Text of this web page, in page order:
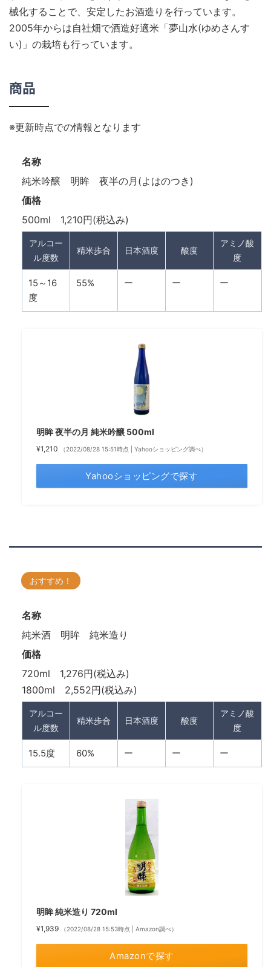
械化することで、安定したお酒造りを行っています。
2005年からは自社畑で酒造好適米「夢山水(ゆめさんす
い)」の栽培も行っています。
商品
※更新時点での情報となります
名称
純米吟醸 明眸 夜半の月(よはのつき)
価格
500ml 1,210円(税込み)
アルコー
ル度数
精米歩合 日本酒度 酸度
アミノ酸
度
15～16
度
55% ー ー ー
明眸 夜半の月 純米吟醸 500ml
¥1,210 （2022/08/28 15:51時点 | Yahooショッピング調べ）
Yahooショッピングで探す
おすすめ！
名称
純米酒 明眸 純米造り
価格
720ml 1,276円(税込み)
1800ml 2,552円(税込み)
アルコー
ル度数
精米歩合 日本酒度 酸度
アミノ酸
度
15.5度 60% ー ー ー
明眸 純米造り 720ml
¥1,939 （2022/08/28 15:53時点 | Amazon調べ）
Amazonで探す